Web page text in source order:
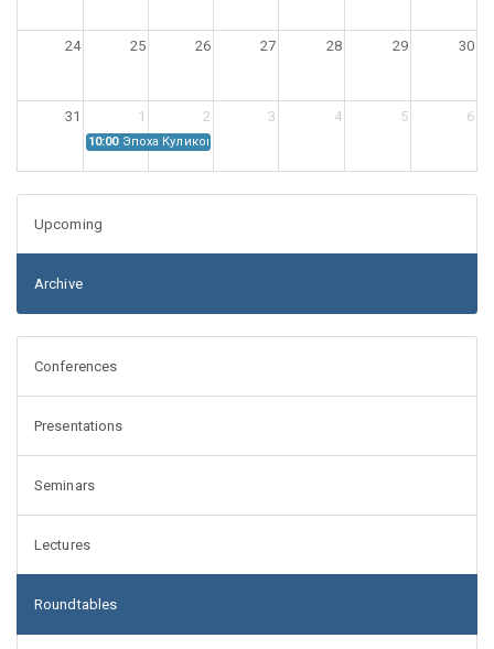
24 25 26 27 28 29 30
31 1 2 3 4 5 6
10:00 Эпоха Куликовской битвы: Проблемы источниковедения
Upcoming
Archive
Conferences
Presentations
Seminars
Lectures
Roundtables